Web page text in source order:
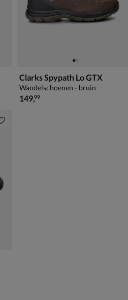
Clarks Spypath Lo GTX
Wandelschoenen - bruin
€ 149,99
149,99